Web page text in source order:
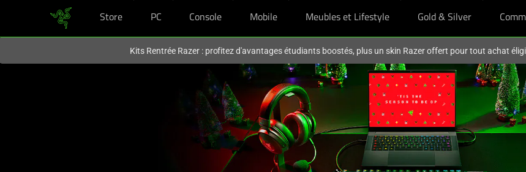
Store PC Console Mobile Meubles et Lifestyle Gold & Silver
Kits Rentrée Razer : profitez d'avantages étudiants boostés, plus un skin Razer offert pour tout achat